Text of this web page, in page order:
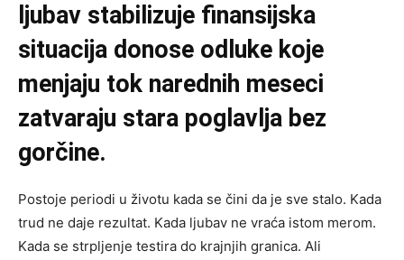
ljubav stabilizuje finansijska
situacija donose odluke koje
menjaju tok narednih meseci
zatvaraju stara poglavlja bez
gorčine.
Postoje periodi u životu kada se čini da je sve stalo. Kada
trud ne daje rezultat. Kada ljubav ne vraća istom merom.
Kada se strpljenje testira do krajnjih granica. Ali